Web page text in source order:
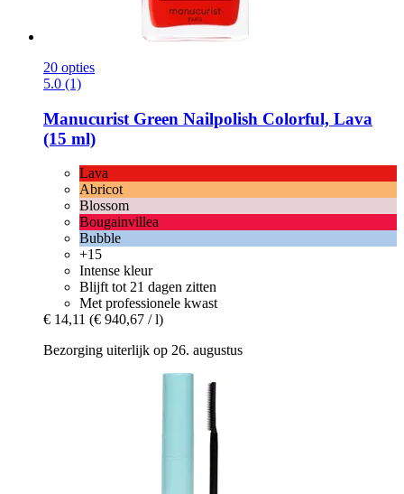
20 opties
5.0 (1)
Manucurist Green Nailpolish Colorful, Lava
(15 ml)
Lava
Abricot
Blossom
Bougainvillea
Bubble
+15
Intense kleur
Blijft tot 21 dagen zitten
Met professionele kwast
€ 14,11 (€ 940,67 / l)
Bezorging uiterlijk op 26. augustus